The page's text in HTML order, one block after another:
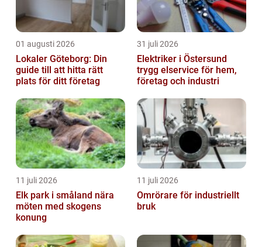
01 augusti 2026
Lokaler Göteborg: Din
guide till att hitta rätt
plats för ditt företag
31 juli 2026
Elektriker i Östersund
trygg elservice för hem,
företag och industri
11 juli 2026
Elk park i småland nära
möten med skogens
konung
11 juli 2026
Omrörare för industriellt
bruk